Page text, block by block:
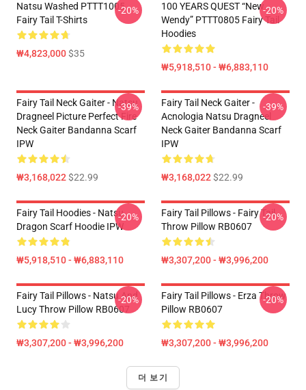
Natsu Washed PTTT1005
Fairy Tail T-Shirts
₩4,823,000$35
-20%
100 YEARS QUEST “New
Wendy” PTTT0805 Fairy Tail
Hoodies
₩5,918,510 - ₩6,883,110
-20%
Fairy Tail Neck Gaiter - Natsu
Dragneel Picture Perfect Fire
Neck Gaiter Bandanna Scarf
IPW
₩3,168,022$22.99
-39%
Fairy Tail Neck Gaiter -
Acnologia Natsu Dragneel
Neck Gaiter Bandanna Scarf
IPW
₩3,168,022$22.99
-39%
Fairy Tail Hoodies - Natsu
Dragon Scarf Hoodie IPW
₩5,918,510 - ₩6,883,110
-20%
Fairy Tail Pillows - Fairy Tail
Throw Pillow RB0607
₩3,307,200 - ₩3,996,200
-20%
Fairy Tail Pillows - Natsu And
Lucy Throw Pillow RB0607
₩3,307,200 - ₩3,996,200
-20%
Fairy Tail Pillows - Erza Throw
Pillow RB0607
₩3,307,200 - ₩3,996,200
-20%
더 보기